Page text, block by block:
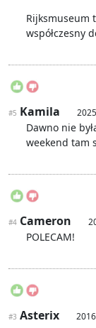
Rijksmuseum
współczesny
#5 Kamila
Dawno nie
weekend tam
#4 Cameron
POLECAM!
#3 Asterix